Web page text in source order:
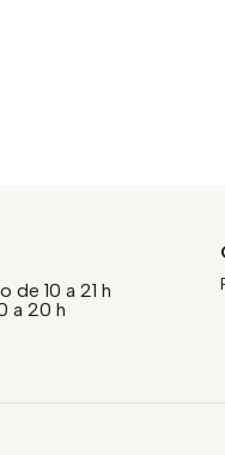
de 10 a 21 h
a 20 h